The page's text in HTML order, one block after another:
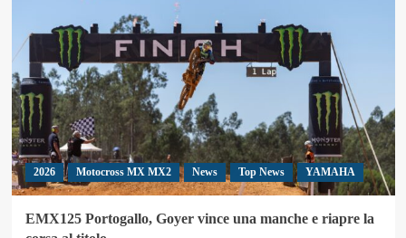
MX1-
MX2
si
accende
sotto
i
riflettori
2026 Motocross MX MX2 News Top News YAMAHA
EMX125 Portogallo, Goyer vince una manche e riapre la